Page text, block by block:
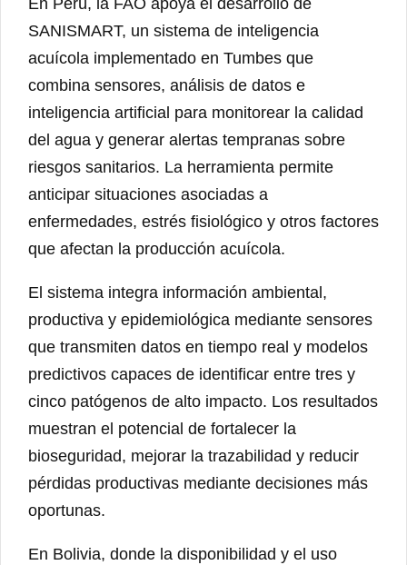
En Perú, la FAO apoya el desarrollo de
SANISMART, un sistema de inteligencia
acuícola implementado en Tumbes que
combina sensores, análisis de datos e
inteligencia artificial para monitorear la calidad
del agua y generar alertas tempranas sobre
riesgos sanitarios. La herramienta permite
anticipar situaciones asociadas a
enfermedades, estrés fisiológico y otros factores
que afectan la producción acuícola.
El sistema integra información ambiental,
productiva y epidemiológica mediante sensores
que transmiten datos en tiempo real y modelos
predictivos capaces de identificar entre tres y
cinco patógenos de alto impacto. Los resultados
muestran el potencial de fortalecer la
bioseguridad, mejorar la trazabilidad y reducir
pérdidas productivas mediante decisiones más
oportunas.
En Bolivia, donde la disponibilidad y el uso